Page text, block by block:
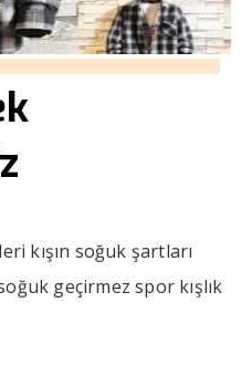
kışın soğuk şartları
geçirmez spor kışlık